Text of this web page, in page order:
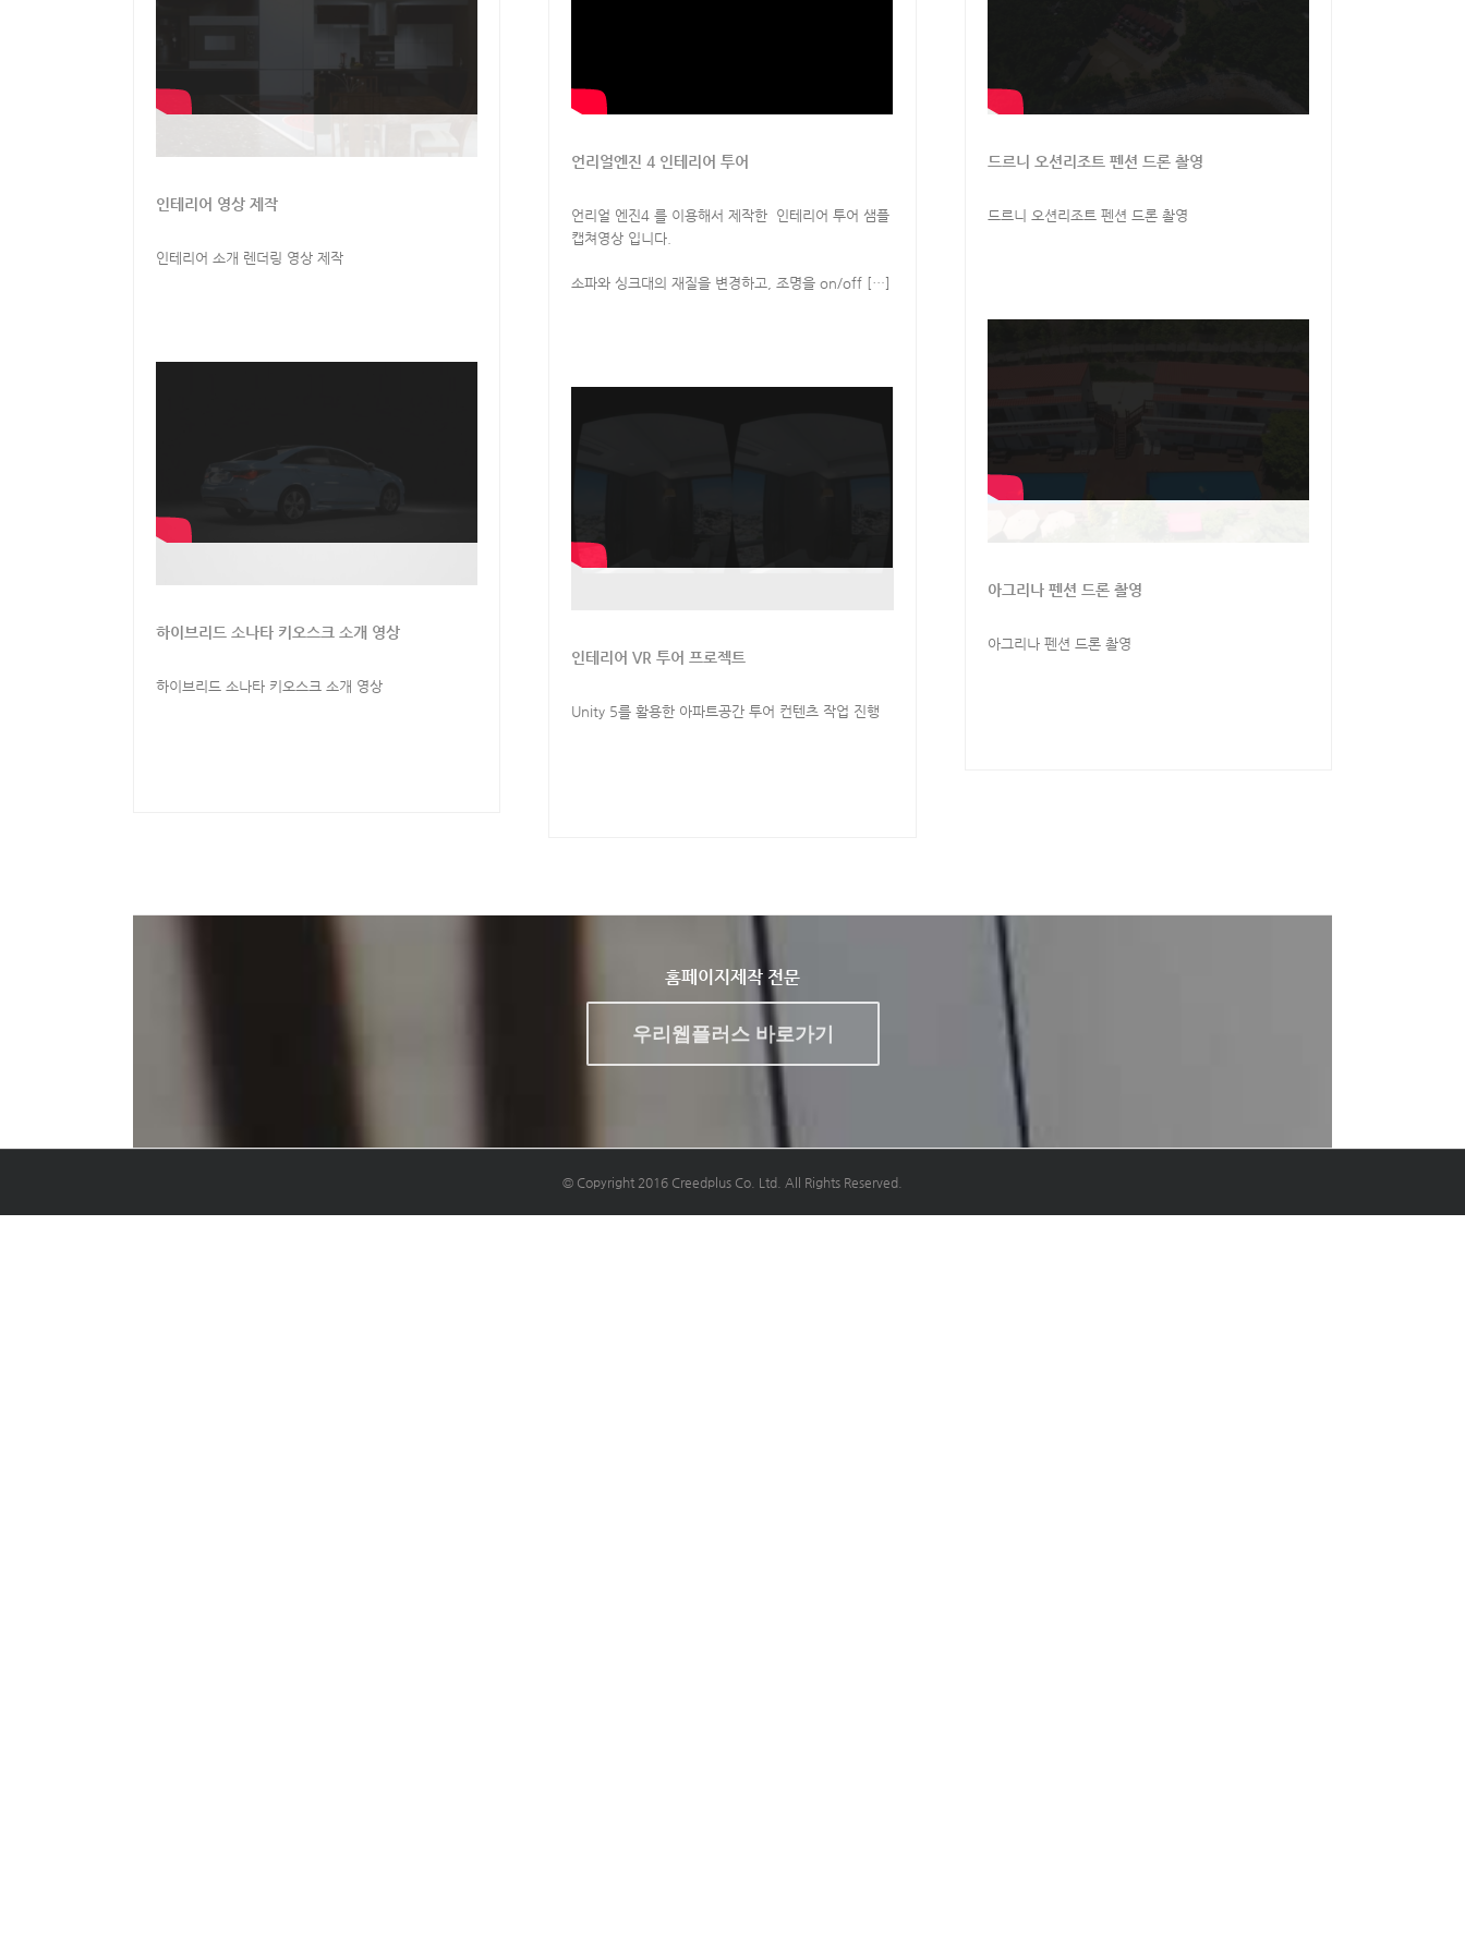
인테리어 영상 제작
인테리어 소개 렌더링 영상 제작
하이브리드 소나타 키오스크 소개 영상
하이브리드 소나타 키오스크 소개 영상
언리얼엔진 4 인테리어 투어
언리얼 엔진4 를 이용해서 제작한 인테리어 투어 샘플
캡쳐영상 입니다.
소파와 싱크대의 재질을 변경하고, 조명을 on/off […]
인테리어 VR 투어 프로젝트
Unity 5를 활용한 아파트공간 투어 컨텐츠 작업 진행
드르니 오션리조트 펜션 드론 촬영
드르니 오션리조트 펜션 드론 촬영
아그리나 펜션 드론 촬영
아그리나 펜션 드론 촬영
홈페이지제작 전문
우리웹플러스 바로가기
© Copyright 2016 Creedplus Co. Ltd. All Rights Reserved.